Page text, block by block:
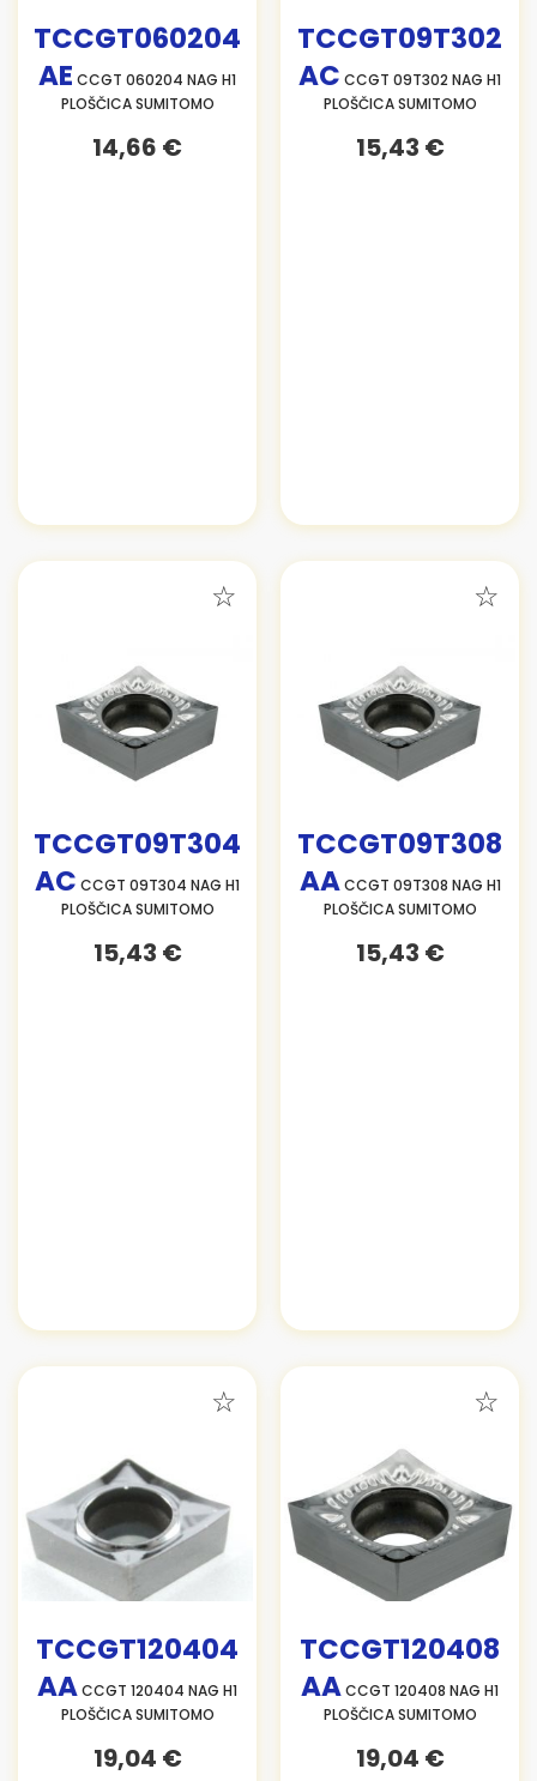
TCCGT060204
AE CCGT 060204 NAG H1
PLOŠČICA SUMITOMO
14,66 €
TCCGT09T302
AC CCGT 09T302 NAG H1
PLOŠČICA SUMITOMO
15,43 €
TCCGT09T304
AC CCGT 09T304 NAG H1
PLOŠČICA SUMITOMO
15,43 €
TCCGT09T308
AACCGT 09T308 NAG H1
PLOŠČICA SUMITOMO
15,43 €
TCCGT120404
AACCGT 120404 NAG H1
PLOŠČICA SUMITOMO
19,04 €
TCCGT120408
AACCGT 120408 NAG H1
PLOŠČICA SUMITOMO
19,04 €